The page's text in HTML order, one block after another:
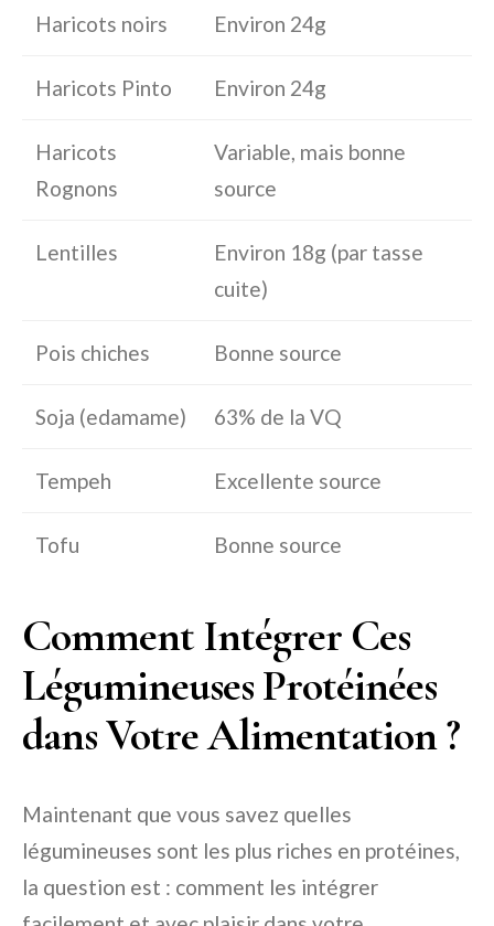
Haricots noirs Environ 24g
Haricots Pinto Environ 24g
Haricots
Rognons
Variable, mais bonne
source
Lentilles
Environ 18g (par tasse
cuite)
Pois chiches Bonne source
Soja (edamame) 63% de la VQ
Tempeh Excellente source
Tofu Bonne source
Comment Intégrer Ces
Légumineuses Protéinées
dans Votre Alimentation ?
Maintenant que vous savez quelles
légumineuses sont les plus riches en protéines,
la question est : comment les intégrer